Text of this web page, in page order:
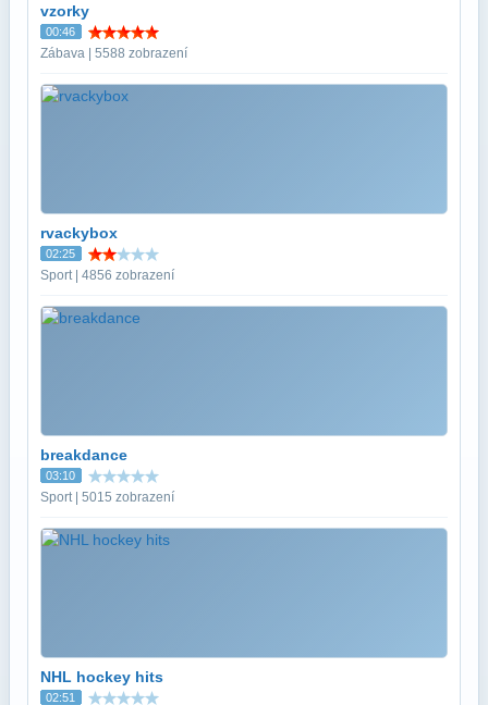
vzorky
00:46
Zábava | 5588 zobrazení
rvackybox
02:25
Sport | 4856 zobrazení
breakdance
03:10
Sport | 5015 zobrazení
NHL hockey hits
02:51